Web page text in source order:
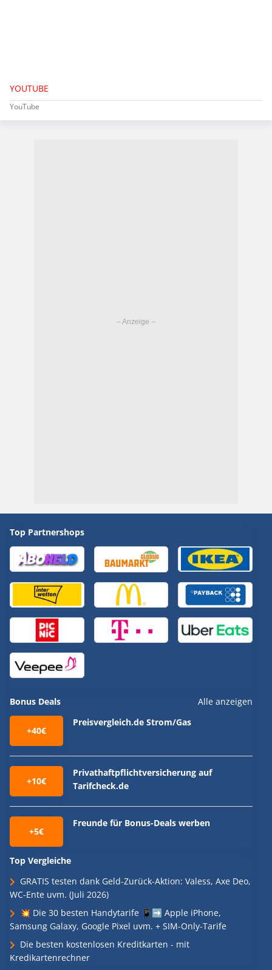
YOUTUBE
YouTube
Top Partnershops
Bonus Deals Alle anzeigen
+40€
Preisvergleich.de Strom/Gas
+10€
Privathaftpflichtversicherung auf
Tarifcheck.de
+5€
Freunde für Bonus-Deals werben
Top Vergleiche
GRATIS testen dank Geld-Zurück-Aktion: Valess, Axe Deo,
WC-Ente uvm. (Juli 2026)
💥 Die 30 besten Handytarife 📱➡️ Apple iPhone,
Samsung Galaxy, Google Pixel uvm. + SIM-Only-Tarife
Die besten kostenlosen Kreditkarten - mit
Kredikartenrechner